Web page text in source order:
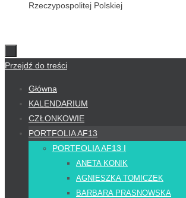
Przejdź do treści
Główna
KALENDARIUM
CZŁONKOWIE
PORTFOLIA AF13
PORTFOLIA AF13 I
ANETA KONIK
AGNIESZKA TOMICZEK
BARBARA PRASNOWSKA